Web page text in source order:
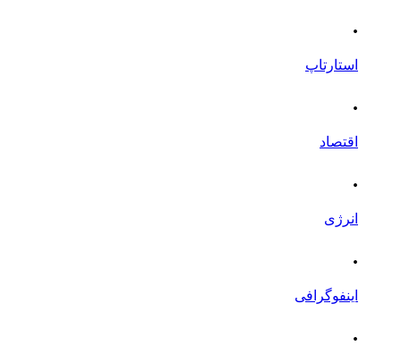
.
استارتاپ
.
اقتصاد
.
انرژی
.
اینفوگرافی
.